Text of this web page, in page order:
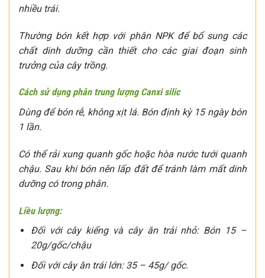
nhiều trái.
Thường bón kết hợp với phân NPK để bổ sung các
chất dinh dưỡng cần thiết cho các giai đoạn sinh
trưởng của cây trồng.
Cách sử dụng phân trung lượng Canxi silic
Dùng để bón rễ, không xịt lá. Bón định kỳ 15 ngày bón
1 lần.
Có thể rải xung quanh gốc hoặc hòa nước tưới quanh
chậu. Sau khi bón nên lấp đất để tránh làm mất dinh
dưỡng có trong phân.
Liều lượng:
Đối với cây kiểng và cây ăn trái nhỏ: Bón 15 –
20g/gốc/chậu
Đối với cây ăn trái lớn: 35 – 45g/ gốc.